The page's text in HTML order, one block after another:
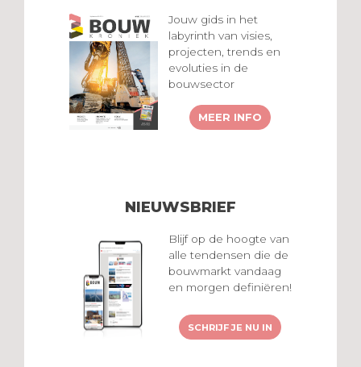
Jouw gids in het
labyrinth van visies,
projecten, trends en
evoluties in de
bouwsector
MEER INFO
NIEUWSBRIEF
Blijf op de hoogte van
alle tendensen die de
bouwmarkt vandaag
en morgen definiëren!
SCHRIJF JE NU IN